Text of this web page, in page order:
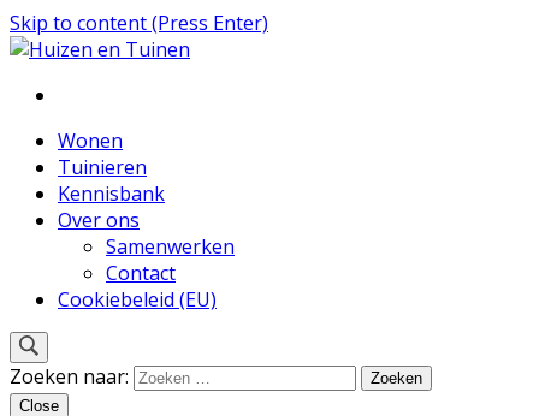
Skip to content (Press Enter)
Huizen en Tuinen
Inspiratie voor wonen en tuinieren
Wonen
Tuinieren
Kennisbank
Over ons
Samenwerken
Contact
Cookiebeleid (EU)
Zoeken naar:
Close